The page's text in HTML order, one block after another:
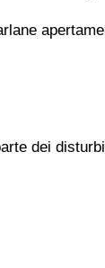
dei